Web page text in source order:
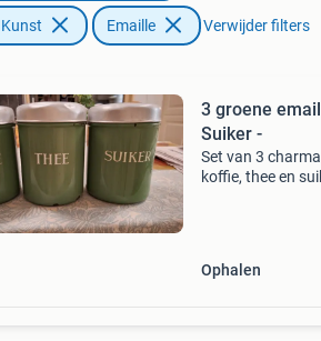
Emaille Verwijder filters
3 groene
Suiker -
Set van 3
koffie, thee en
Ophalen